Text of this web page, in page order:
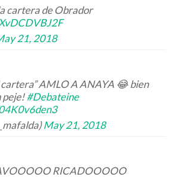
cartera de Obrador
21, 2018
cartera” AMLO A ANAYA 😂 bien
peje!#Debateine
May 21, 2018
RICADOOOOO